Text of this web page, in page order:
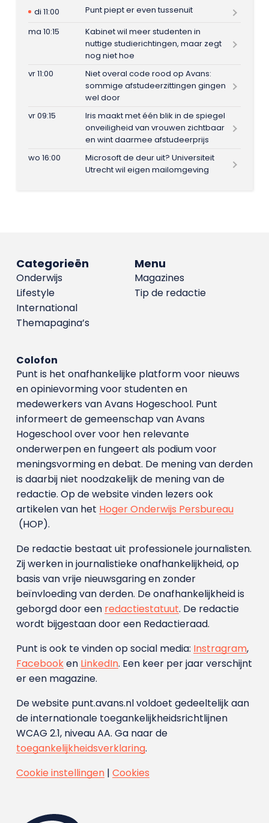
di 11:00
Punt piept er even tussenuit
ma 10:15
Kabinet wil meer studenten in
nuttige studierichtingen, maar zegt
nog niet hoe
vr 11:00
Niet overal code rood op Avans:
sommige afstudeerzittingen gingen
wel door
vr 09:15
Iris maakt met één blik in de spiegel
onveiligheid van vrouwen zichtbaar
en wint daarmee afstudeerprijs
wo 16:00
Microsoft de deur uit? Universiteit
Utrecht wil eigen mailomgeving
Menu
Magazines
Tip de redactie
Categorieën
Onderwijs
Lifestyle
International
Themapagina’s
Colofon
Punt is het onafhankelijke platform voor nieuws
en opinievorming voor studenten en
medewerkers van Avans Hoge­school. Punt
informeert de gemeenschap van Avans
Hogeschool over voor hen relevante
onderwerpen en fungeert als podium voor
meningsvorming en debat. De mening van derden
is daarbij niet noodzakelijk de mening van de
redactie. Op de website vinden lezers ook
artikelen van het Hoger Onderwijs Persbureau
(HOP).
De redactie bestaat uit professionele journalisten.
Zij werken in journalistieke onafhankelijkheid, op
basis van vrije nieuwsgaring en zonder
beïnvloeding van derden. De onafhankelijkheid is
geborgd door een redactiestatuut. De redactie
wordt bijgestaan door een Redactieraad.
Punt is ook te vinden op social media: Instragram,
Facebooken LinkedIn. Een keer per jaar verschijnt
er een magazine.
De website punt.avans.nl voldoet gedeeltelijk aan
de internationale toegankelijkheidsrichtlijnen
WCAG 2.1, niveau AA. Ga naar de
toegankelijkheidsverklaring.
Cookie instellingen| Cookies